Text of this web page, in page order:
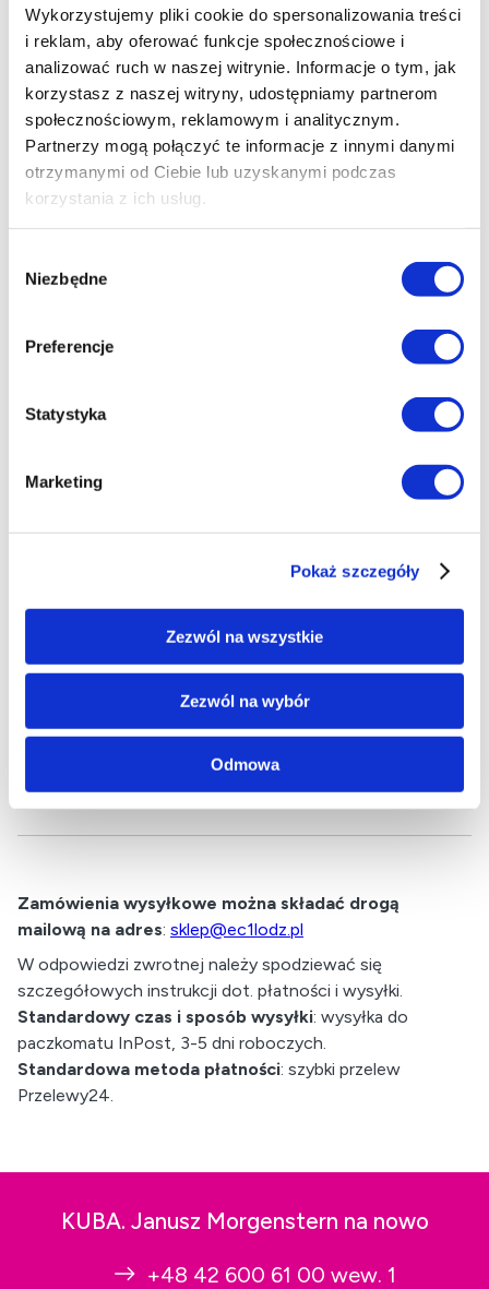
Wykorzystujemy pliki cookie do spersonalizowania treści
i reklam, aby oferować funkcje społecznościowe i
analizować ruch w naszej witrynie. Informacje o tym, jak
korzystasz z naszej witryny, udostępniamy partnerom
społecznościowym, reklamowym i analitycznym.
Partnerzy mogą połączyć te informacje z innymi danymi
otrzymanymi od Ciebie lub uzyskanymi podczas
korzystania z ich usług.
zgody
Niezbędne
Preferencje
Statystyka
Marketing
Pokaż szczegóły
Zezwól na wszystkie
Zezwól na wybór
Odmowa
Zamówienia wysyłkowe można składać drogą
mailową na adres: sklep@ec1lodz.pl
W odpowiedzi zwrotnej należy spodziewać się
szczegółowych instrukcji dot. płatności i wysyłki.
Standardowy czas i sposób wysyłki: wysyłka do
paczkomatu InPost, 3-5 dni roboczych.
Standardowa metoda płatności: szybki przelew
Przelewy24.
KUBA. Janusz Morgenstern na nowo
+48 42 600 61 00 wew. 1